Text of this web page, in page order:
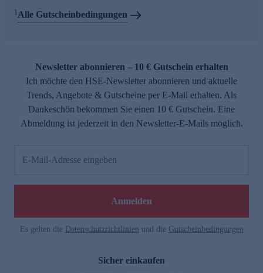
1Alle Gutscheinbedingungen
Newsletter abonnieren – 10 € Gutschein erhalten
Ich möchte den HSE-Newsletter abonnieren und aktuelle
Trends, Angebote & Gutscheine per E-Mail erhalten. Als
Dankeschön bekommen Sie einen 10 € Gutschein. Eine
Abmeldung ist jederzeit in den Newsletter-E-Mails möglich.
E-Mail-Adresse eingeben
Anmelden
Es gelten die Datenschutzrichtlinien und die Gutscheinbedingungen
Sicher einkaufen